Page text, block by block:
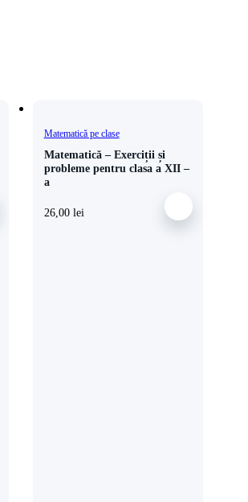
Matematică pe clase
Matematică – Exerciții și
probleme pentru clasa a XII –
a
26,00 lei